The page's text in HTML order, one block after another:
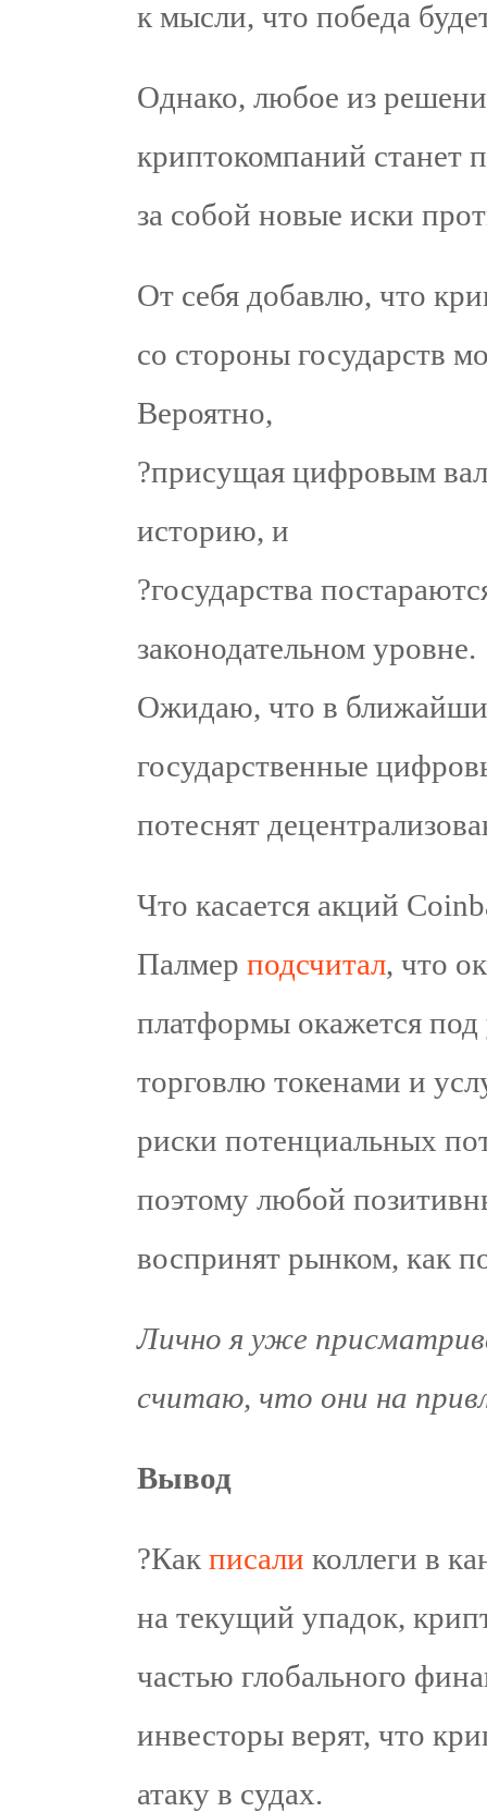
к мысли, что победа
Однако, любое из
криптокомпаний станет
за собой новые иски
От себя добавлю, что
со стороны государств
Вероятно,
?присущая цифровым
историю, и
?государства
законодательном уровне.
Ожидаю, что в
государственные
потеснят
Что касается акций
Палмер подсчитал, что
платформы окажется под
торговлю токенами и
риски потенциальных
поэтому любой
воспринят рынком, как
Лично я уже
считаю, что они на
Вывод
?Как писали коллеги в
на текущий упадок,
частью глобального
инвесторы верят, что
атаку в судах.